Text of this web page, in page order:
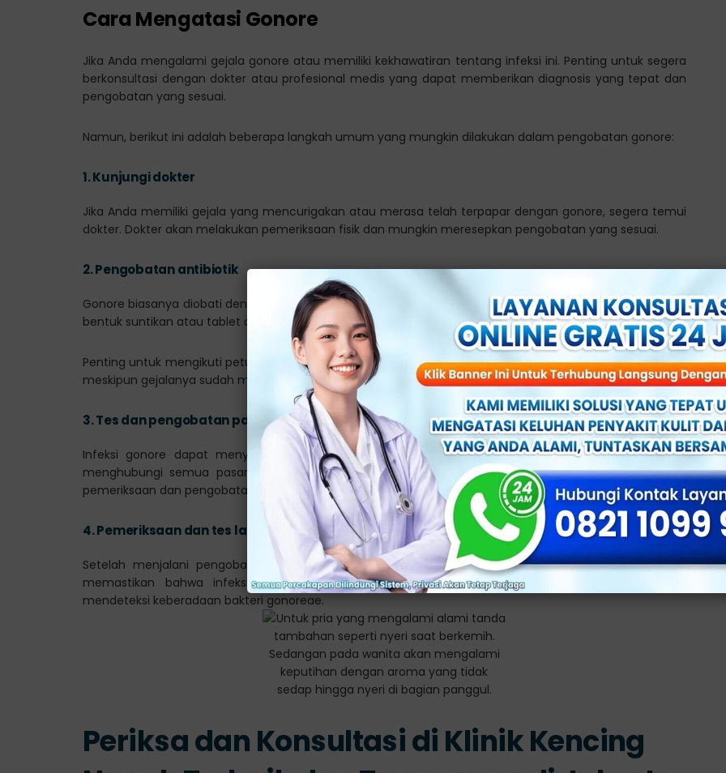
Cara Mengatasi Gonore
Jika Anda mengalami gejala gonore atau memiliki kekhawatiran tentang infeksi ini. Penting untuk segera
berkonsultasi dengan dokter atau profesional medis yang dapat memberikan diagnosis yang tepat dan
pengobatan yang sesuai.
Namun, berikut ini adalah beberapa langkah umum yang mungkin dilakukan dalam pengobatan gonore:
1.Kunjungi dokter
Jika Anda memiliki gejala yang mencurigakan atau merasa telah terpapar dengan gonore, segera temui
dokter. Dokter akan melakukan pemeriksaan fisik dan mungkin meresepkan pengobatan yang sesuai.
2.Pengobatan antibiotik
Gonore biasanya diobati dengan antibiotik. Dokter akan memberikan pengobatan yang tepat, baik dalam
bentuk suntikan atau tablet antibiotik.
Penting untuk mengikuti petunjuk dokter dan menyelesaikan seluruh durasi pengobatan yang diresepkan,
meskipun gejalanya sudah mereda.
3.Tes dan pengobatan pasangan seksual
Infeksi gonore dapat menyebar melalui hubungan seksual. Jadi penting untuk memberi tahu dan
menghubungi semua pasangan seksual yang baru-baru ini Anda miliki agar mereka bisa menjalani
pemeriksaan dan pengobatan jika diperlukan.
4.Pemeriksaan dan tes lanjutan
Setelah menjalani pengobatan, dokter mungkin akan merekomendasikan pemeriksaan ulang untuk
memastikan bahwa infeksi sudah sembuh sepenuhnya. Ini melibatkan tes laboratorium untuk
mendeteksi keberadaan bakteri gonoreae.
Periksa dan Konsultasi di Klinik Kencing